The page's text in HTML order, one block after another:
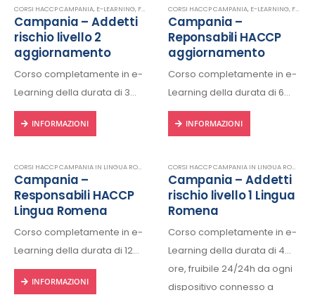
fine corso con protocollo
univoco di riconscimento.
Rilascio regolare attestato a
fine corso con protocollo
univoco di riconscimento.
CORSI HACCP CAMPANIA, E-LEARNING, FORMAZIONE HACCP IN LINGUA ITALIANA ,HACCP
Campania – Addetti
rischio livello 2
aggiornamento
Corso completamente in e-
Learning della durata di 3
ore, fruibile 24/24h da ogni
dispositivo connesso a
Rilascio regolare attestato a
fine corso con protocollo
univoco di riconscimento.
INFORMAZIONI
CORSI HACCP CAMPANIA, E-LEARNING, FORMAZIONE HACCP IN LINGUA ITALIANA
Campania –
Reponsabili HACCP
aggiornamento
Corso completamente in e-
Learning della durata di 6
ore, fruibile 24/24h da ogni
dispositivo connesso a
Rilascio regolare attestato a
fine corso con protocollo
univoco di riconscimento.
INFORMAZIONI
CORSI HACCP CAMPANIA IN LINGUA ROMENA E-LEARNING,FORMAZIONE HACCP IN LINGUA
Campania –
Responsabili HACCP
Lingua Romena
Corso completamente in e-
Learning della durata di 12
ore, fruibile 24/24h da ogni
dispositivo connesso a
INFORMAZIONI
CORSI HACCP CAMPANIA IN LINGUA ROMENA
Campania – Addetti
rischio livello 1 Lingua
Romena
Corso completamente in e-
Learning della durata di 4
ore, fruibile 24/24h da ogni
dispositivo connesso a